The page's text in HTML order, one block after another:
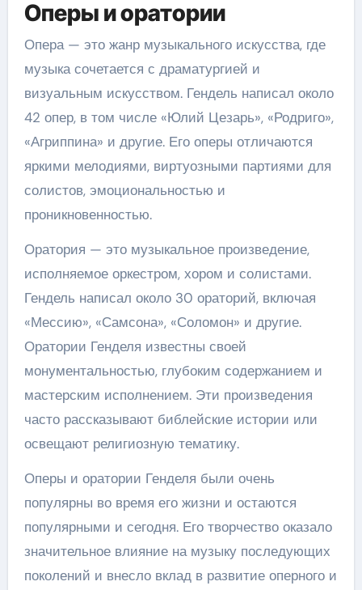
Оперы и оратории
Опера — это жанр музыкального искусства, где
музыка сочетается с драматургией и
визуальным искусством. Гендель написал около
42 опер, в том числе «Юлий Цезарь», «Родриго»,
«Агриппина» и другие. Его оперы отличаются
яркими мелодиями, виртуозными партиями для
солистов, эмоциональностью и
проникновенностью.
Оратория — это музыкальное произведение,
исполняемое оркестром, хором и солистами.
Гендель написал около 30 ораторий, включая
«Мессию», «Самсона», «Соломон» и другие.
Оратории Генделя известны своей
монументальностью, глубоким содержанием и
мастерским исполнением. Эти произведения
часто рассказывают библейские истории или
освещают религиозную тематику.
Оперы и оратории Генделя были очень
популярны во время его жизни и остаются
популярными и сегодня. Его творчество оказало
значительное влияние на музыку последующих
поколений и внесло вклад в развитие оперного и